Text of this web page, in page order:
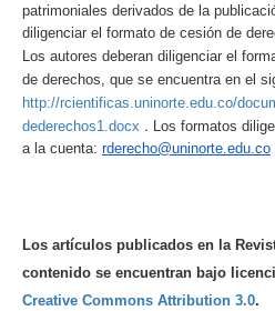
patrimoniales derivados de la
diligenciar el formato de cesión de
Los autores deberan diligenciar el
de derechos, que se encuentra en el
http://rcientificas.uninorte.edu.co/
dederechos1.docx . Los formatos
a la cuenta: rderecho@uninorte.edu.co
Los artículos publicados en la
contenido se encuentran bajo
Creative Commons Attribution 3.0.